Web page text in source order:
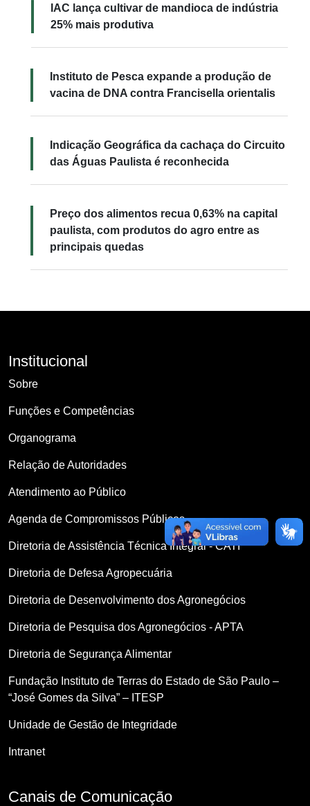
IAC lança cultivar de mandioca de indústria
25% mais produtiva
Instituto de Pesca expande a produção de
vacina de DNA contra Francisella orientalis
Indicação Geográfica da cachaça do Circuito
das Águas Paulista é reconhecida
Preço dos alimentos recua 0,63% na capital
paulista, com produtos do agro entre as
principais quedas
Institucional
Sobre
Funções e Competências
Organograma
Relação de Autoridades
Atendimento ao Público
Agenda de Compromissos Públicos
Diretoria de Assistência Técnica Integral - CATI
Diretoria de Defesa Agropecuária
Diretoria de Desenvolvimento dos Agronegócios
Diretoria de Pesquisa dos Agronegócios - APTA
Diretoria de Segurança Alimentar
Fundação Instituto de Terras do Estado de São Paulo –
“José Gomes da Silva” – ITESP
Unidade de Gestão de Integridade
Intranet
Canais de Comunicação